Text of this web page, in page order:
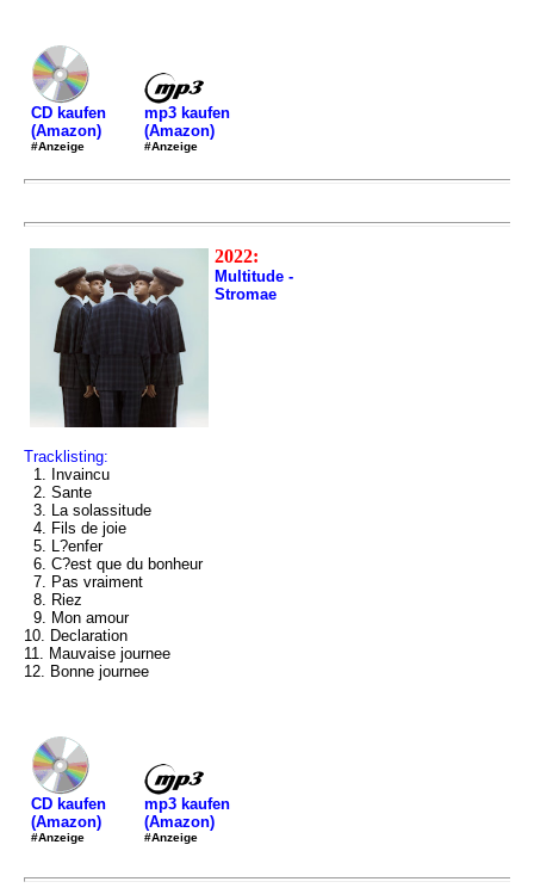
CD kaufen
(Amazon)
#Anzeige
mp3 kaufen
(Amazon)
#Anzeige
2022:
Multitude -
Stromae
Tracklisting:
1. Invaincu
2. Sante
3. La solassitude
4. Fils de joie
5. L?enfer
6. C?est que du bonheur
7. Pas vraiment
8. Riez
9. Mon amour
10. Declaration
11. Mauvaise journee
12. Bonne journee
CD kaufen
(Amazon)
#Anzeige
mp3 kaufen
(Amazon)
#Anzeige